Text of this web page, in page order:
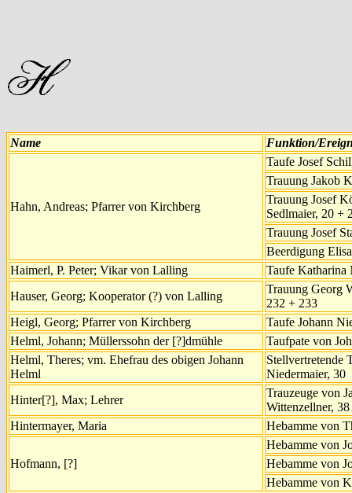
Name Funktion/
Hahn, Andreas; Pfarrer von Kirchberg
Taufe Josef
Trauung Jakob
Trauung Josef
Sedlmaier, 20 +
Trauung Josef
Beerdigung
Haimerl, P. Peter; Vikar von Lalling
Taufe Katharina
Hauser, Georg; Kooperator (?) von Lalling
Trauung Georg
232 + 233
Heigl, Georg; Pfarrer von Kirchberg
Taufe Johann
Helml, Johann; Müllerssohn der [?]dmühle
Taufpate von
Helml, Theres; vm. Ehefrau des obigen Johann
Helml
Stellvertretende
Niedermaier, 30
Hinter[?], Max; Lehrer
Trauzeuge von
Wittenzellner,
Hintermayer, Maria
Hebamme von
Hofmann, [?]
Hebamme von
Hebamme von
Hebamme von